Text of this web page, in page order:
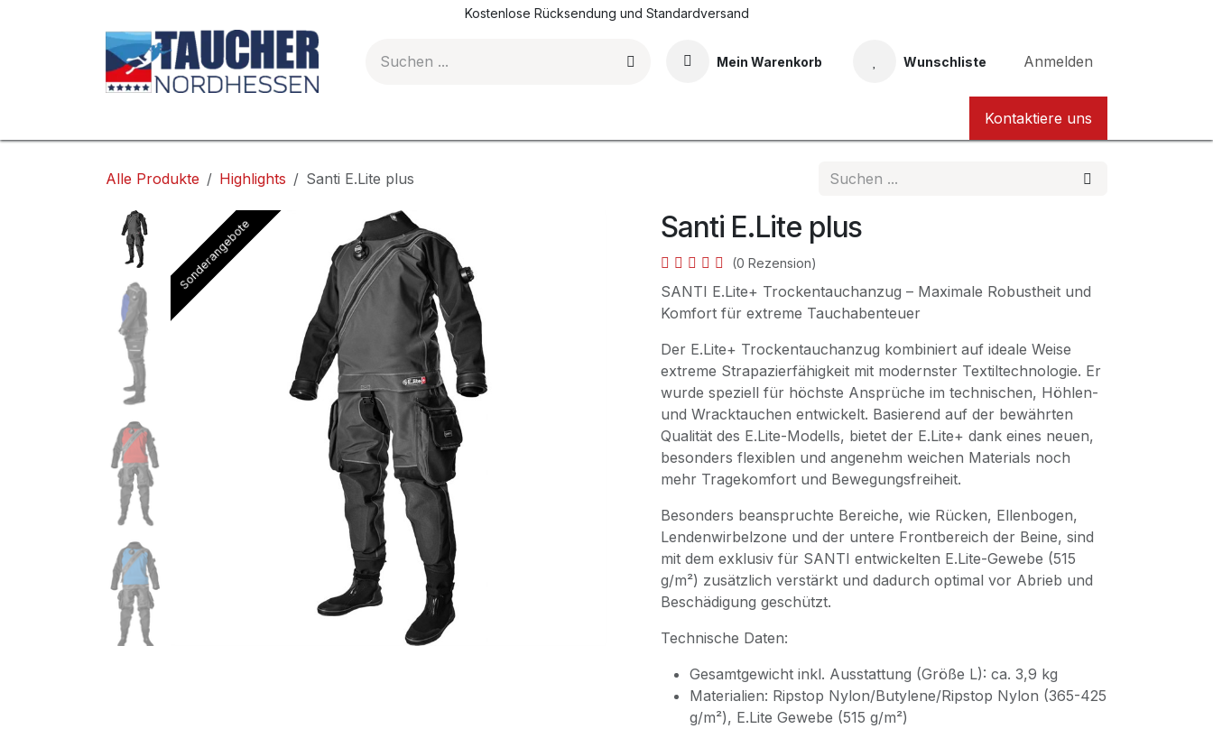
Kostenlose Rücksendung und Standardversand
Mein Warenkorb Wunschliste Anmelden
Taucher Nordhessen KarteKontaktiere uns
Alle Produkte Highlights Santi E.Lite plus
Sonderangebote
Sonderangebote Santi E.Lite plus
(0 Rezension)
SANTI E.Lite+ Trockentauchanzug – Maximale Robustheit und
Komfort für extreme Tauchabenteuer
Der E.Lite+ Trockentauchanzug kombiniert auf ideale Weise
extreme Strapazierfähigkeit mit modernster Textiltechnologie. Er
wurde speziell für höchste Ansprüche im technischen, Höhlen-
und Wracktauchen entwickelt. Basierend auf der bewährten
Qualität des E.Lite-Modells, bietet der E.Lite+ dank eines neuen,
besonders flexiblen und angenehm weichen Materials noch
mehr Tragekomfort und Bewegungsfreiheit.
Besonders beanspruchte Bereiche, wie Rücken, Ellenbogen,
Lendenwirbelzone und der untere Frontbereich der Beine, sind
mit dem exklusiv für SANTI entwickelten E.Lite-Gewebe (515
g/m²) zusätzlich verstärkt und dadurch optimal vor Abrieb und
Beschädigung geschützt.
Technische Daten:
Gesamtgewicht inkl. Ausstattung (Größe L): ca. 3,9 kg
Materialien: Ripstop Nylon/Butylene/Ripstop Nylon (365-425
g/m²), E.Lite Gewebe (515 g/m²)